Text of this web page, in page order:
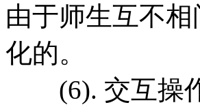
由于师生互不
化的。
(6). 交互操作